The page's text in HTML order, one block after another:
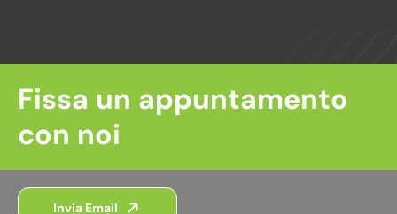
Fissa un appuntamento
con noi
Invia Email